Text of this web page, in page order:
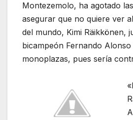
Montezemolo, ha agotado
asegurar que no quiere ver
del mundo, Kimi Räikkönen,
bicampeón Fernando Alonso
monoplazas, pues sería